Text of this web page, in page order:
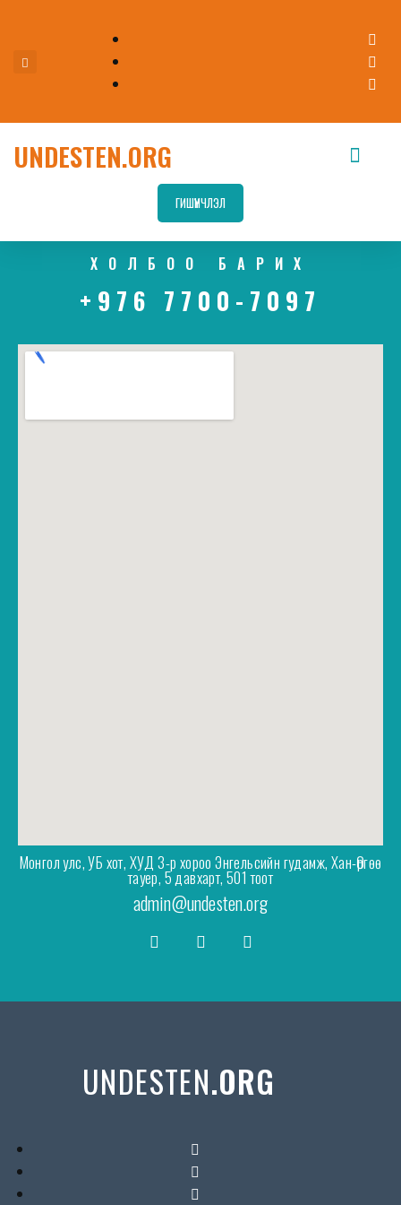
UNDESTEN.ORG
ГИШҮҮНЧЛЭЛ
ХОЛБОО БАРИХ
+976 7700-7097
Монгол улс, УБ хот, ХУД 3-р хороо Энгельсийн гудамж, Хан-Өргөө
тауер, 5 давхарт, 501 тоот
admin@undesten.org
UNDESTEN.ORG